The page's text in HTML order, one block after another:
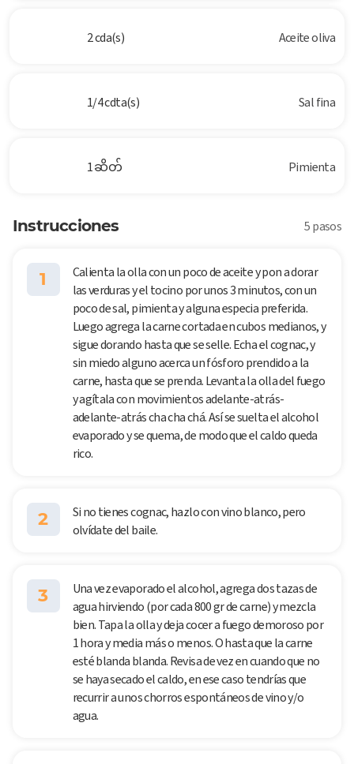
2 cda(s) Aceite oliva
1/4 cdta(s) Sal fina
1 ဆိတ် Pimienta
Instrucciones 5 pasos
1
Calienta la olla con un poco de aceite y pon a dorar
las verduras y el tocino por unos 3 minutos, con un
poco de sal, pimienta y alguna especia preferida.
Luego agrega la carne cortada en cubos medianos, y
sigue dorando hasta que se selle. Echa el cognac, y
sin miedo alguno acerca un fósforo prendido a la
carne, hasta que se prenda. Levanta la olla del fuego
y agítala con movimientos adelante-atrás-
adelante-atrás cha cha chá. Así se suelta el alcohol
evaporado y se quema, de modo que el caldo queda
rico.
2
Si no tienes cognac, hazlo con vino blanco, pero
olvídate del baile.
3
Una vez evaporado el alcohol, agrega dos tazas de
agua hirviendo (por cada 800 gr de carne) y mezcla
bien. Tapa la olla y deja cocer a fuego demoroso por
1 hora y media más o menos. O hasta que la carne
esté blanda blanda. Revisa de vez en cuando que no
se haya secado el caldo, en ese caso tendrías que
recurrir a unos chorros espontáneos de vino y/o
agua.